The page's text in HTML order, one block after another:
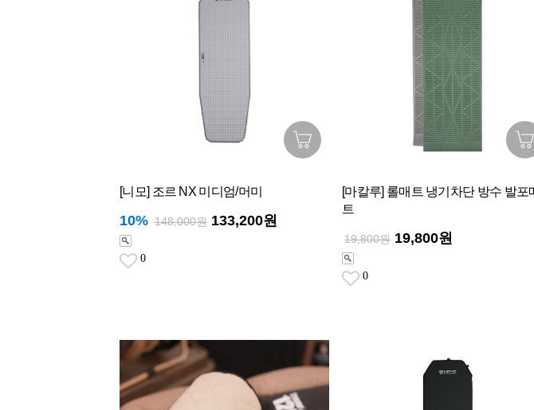
[니모] 조르 NX 미디엄/머미
10% 148,000원 133,200원
0
[마칼루] 롤매트 냉기차단 방수 발포
트
19,800원 19,800원
0